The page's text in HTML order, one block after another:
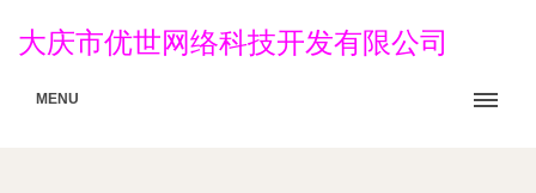
大庆市优世网络科技开发有限公司
MENU